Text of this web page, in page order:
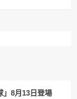
8月13日登場